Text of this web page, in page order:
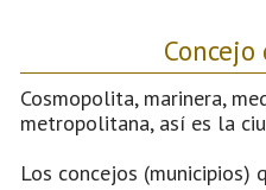
Cosmopolita, marinera,
metropolitana, así es la
Los concejos (municipios)